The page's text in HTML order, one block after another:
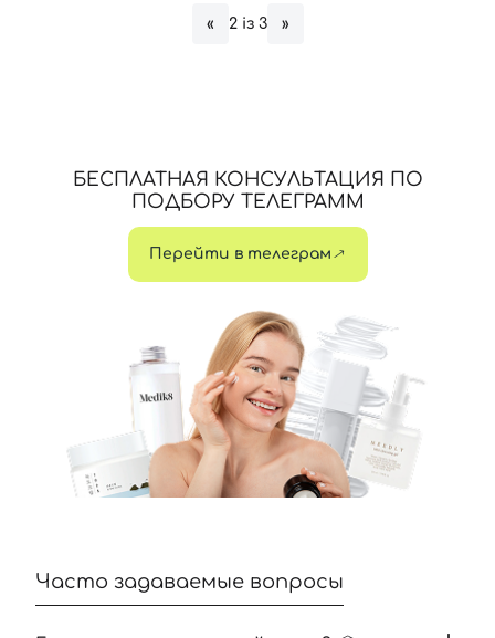
« 2 із 3 »
БЕСПЛАТНАЯ КОНСУЛЬТАЦИЯ ПО
ПОДБОРУ ТЕЛЕГРАММ
Перейти в телеграм
Часто задаваемые вопросы